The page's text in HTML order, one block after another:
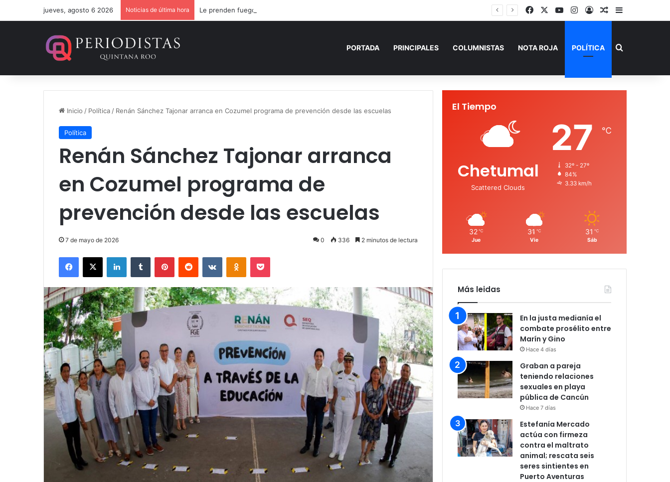
jueves, agosto 6 2026 Noticias de última hora Le prenden fuego a camioneta involucrada en balacera en Carrillo Puerto FacebookYouTubeInstagram
AccesoPublicación al
Barra lateral
PORTADA PRINCIPALES COLUMNISTAS NOTA ROJA POLÍTICA Buscar por
Inicio / Política / Renán Sánchez Tajonar arranca en Cozumel programa de prevención desde las escuelas
Política
Renán Sánchez Tajonar arranca
en Cozumel programa de
prevención desde las escuelas
7 de mayo de 2026 0 336 2 minutos de lectura
Facebook
X LinkedInTumblr PinterestReddit VKontakteOdnoklassniki
Pocket
El Tiempo
Chetumal
Scattered Clouds
27 ℃
32º - 27º
84%
3.33 km/h
32 ℃
Jue
31 ℃
Vie
31 ℃
Sáb
Más leidas
En la justa medianía el
combate prosélito entre
Marín y Gino
Hace 4 días
Graban a pareja
teniendo relaciones
sexuales en playa
pública de Cancún
Hace 7 días
Estefanía Mercado
actúa con firmeza
contra el maltrato
animal; rescata seis
seres sintientes en
Puerto Aventuras